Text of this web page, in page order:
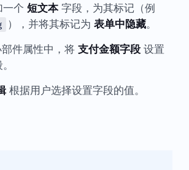
个 短文本字段，为其标记（例
），并将其标记为表单中隐藏。
件属性中，将 支付金额字段设置
根据用户选择设置字段的值。